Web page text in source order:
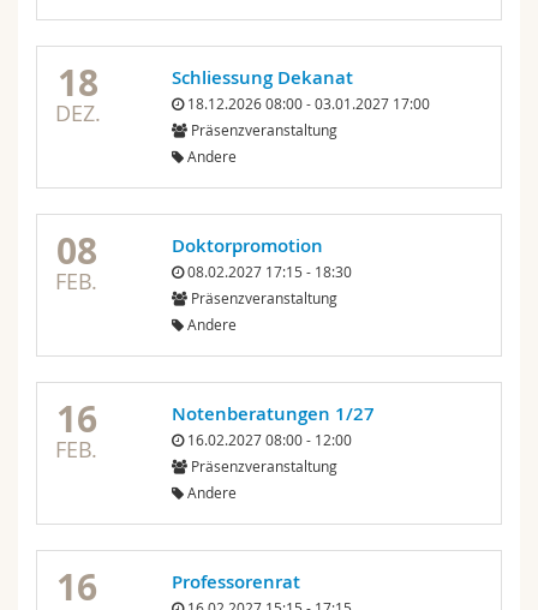
18
DEZ.
Schliessung Dekanat
18.12.2026 08:00 - 03.01.2027 17:00
Präsenzveranstaltung
Andere
08
FEB.
Doktorpromotion
08.02.2027 17:15 - 18:30
Präsenzveranstaltung
Andere
16
FEB.
Notenberatungen 1/27
16.02.2027 08:00 - 12:00
Präsenzveranstaltung
Andere
16 Professorenrat